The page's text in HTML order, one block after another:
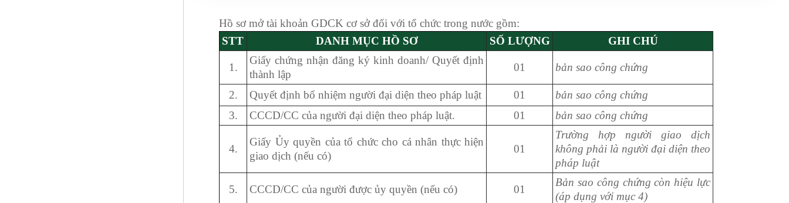
Hồ sơ mở tài khoản GDCK cơ sở đối với tổ chức trong nước gồm:
STT
DANH MỤC HỒ SƠ SỐ LƯỢNG GHI CHÚ
1.
Giấy chứng nhận đăng ký kinh doanh/ Quyết định
thành lập
01 bản sao công chứng
2. Quyết định bổ nhiệm người đại diện theo pháp luật 01
bản sao công chứng
3.
CCCD/CC của người đại diện theo pháp luật. 01 bản sao công chứng
4.
Giấy Ủy quyền của tổ chức cho cá nhân thực hiện
giao dịch (nếu có)
01
Trường hợp người giao dịch
không phải là người đại diện theo
pháp luật
5. CCCD/CC của người được ủy quyền (nếu có) 01
Bản sao công chứng còn hiệu lực
(áp dụng với mục 4)